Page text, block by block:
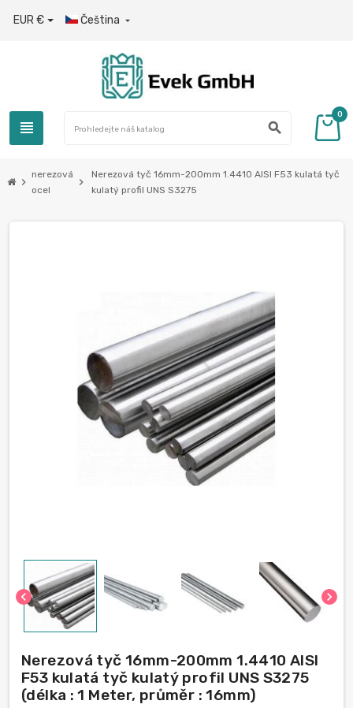
EUR € Čeština 
view_headline search
0
chevron_right
nerezová
ocel
chevron_right
Nerezová tyč 16mm-200mm 1.4410 AISI F53 kulatá tyč
kulatý profil UNS S3275
chevron_left chevron_right
Nerezová tyč 16mm-200mm 1.4410 AISI
F53 kulatá tyč kulatý profil UNS S3275
(délka : 1 Meter, průměr : 16mm)